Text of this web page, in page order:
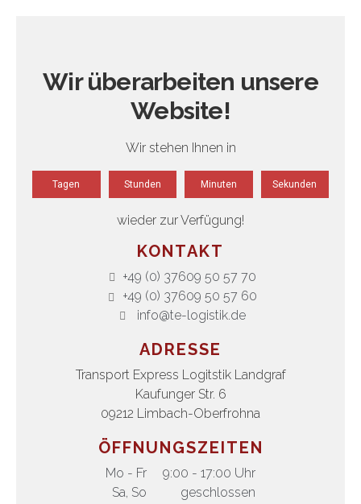
Wir überarbeiten unsere
Website!
Wir stehen Ihnen in
Tagen Stunden Minuten Sekunden
wieder zur Verfügung!
KONTAKT
+49 (0) 37609 50 57 70
+49 (0) 37609 50 57 60
info@te-logistik.de
ADRESSE
Transport Express Logitstik Landgraf
Kaufunger Str. 6
09212 Limbach-Oberfrohna
ÖFFNUNGSZEITEN
Mo - Fr
9:00 - 17:00 Uhr
Sa, So
geschlossen